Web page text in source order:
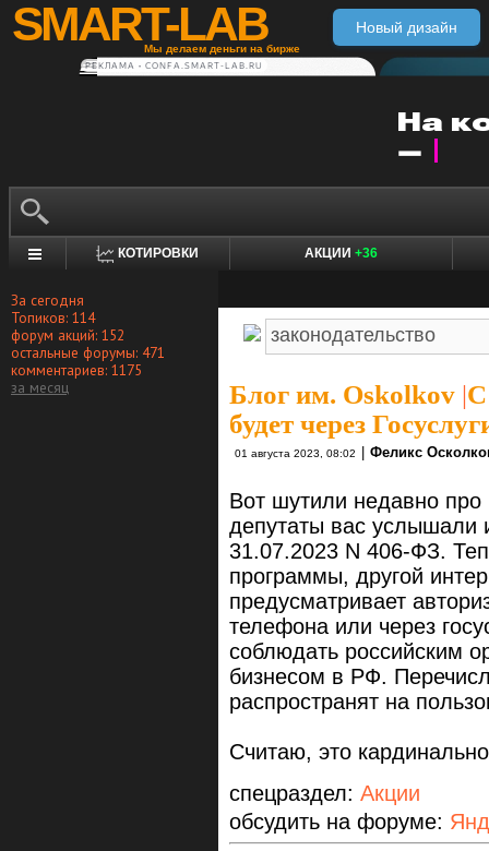
SMART-LAB
Мы делаем деньги на бирже
Новый дизайн
РЕКЛАМА • CONFA.SMART-LAB.RU
КОТИРОВКИ АКЦИИ +36
За сегодня
Топиков: 114
форум акций: 152
остальные форумы: 471
комментариев: 1175
за месяц
Блог им. Oskolkov |
будет через
01 августа 2023, 08:02 Феликс
Вот шутили недавно про
депутаты вас услышали
31.07.2023 N 406-ФЗ.
программы, другой
предусматривает
телефона или через
соблюдать российским
бизнесом в РФ.
распространят на
Считаю, это
спецраздел: Акции
обсудить на форуме: